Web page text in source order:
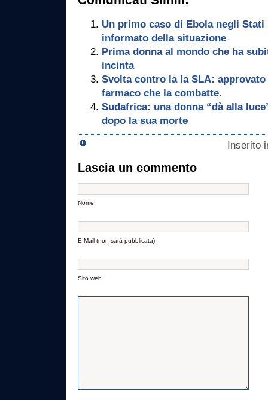
Un primo caso di Ebola negli
informato della situazione
Prima donna al mondo che ha
incinta
Svolta contro la la SLA:
farmaco che la combatte.
Sudafrica: una donna “dà alla
dopo la sua morte
Inserito
Lascia un commento
Nome
E-Mail (non sarà pubblicata)
Sito web